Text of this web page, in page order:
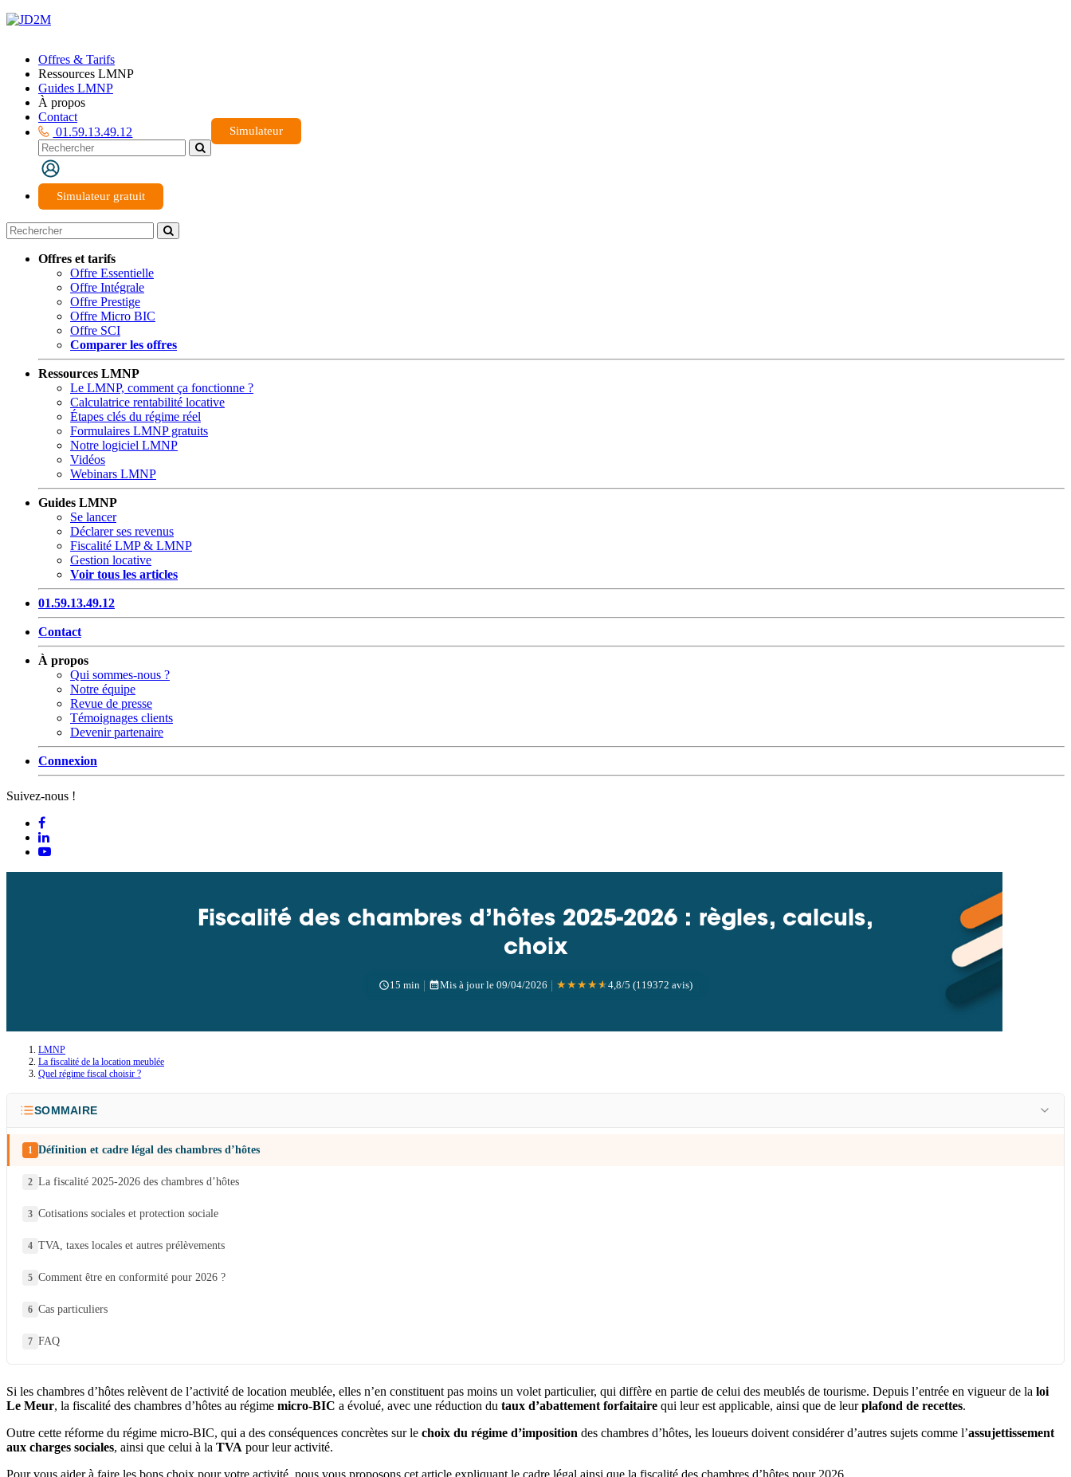
Offres & Tarifs
Ressources LMNP
Guides LMNP
À propos
Contact
01.59.13.49.12
Simulateur gratuit
Simulateur
Offres et tarifs
Offre Essentielle
Offre Intégrale
Offre Prestige
Offre Micro BIC
Offre SCI
Comparer les offres
Ressources LMNP
Le LMNP, comment ça fonctionne ?
Calculatrice rentabilité locative
Étapes clés du régime réel
Formulaires LMNP gratuits
Notre logiciel LMNP
Vidéos
Webinars LMNP
Guides LMNP
Se lancer
Déclarer ses revenus
Fiscalité LMP & LMNP
Gestion locative
Voir tous les articles
01.59.13.49.12
Contact
À propos
Qui sommes-nous ?
Notre équipe
Revue de presse
Témoignages clients
Devenir partenaire
Connexion
Suivez-nous !
Fiscalité des chambres d’hôtes 2025-2026 : règles, calculs,
choix
15 min | Mis à jour le 09/04/2026 | ★★★★★4,8/5 (119372 avis)
LMNP
La fiscalité de la location meublée
Quel régime fiscal choisir ?
SOMMAIRE
Définition et cadre légal des chambres d’hôtes
La fiscalité 2025-2026 des chambres d’hôtes
Cotisations sociales et protection sociale
TVA, taxes locales et autres prélèvements
Comment être en conformité pour 2026 ?
Cas particuliers
FAQ
Si les chambres d’hôtes relèvent de l’activité de location meublée, elles n’en constituent pas moins un volet particulier, qui diffère en partie de celui des meublés de tourisme. Depuis l’entrée en vigueur de la loi
Le Meur, la fiscalité des chambres d’hôtes au régime micro-BIC a évolué, avec une réduction du taux d’abattement forfaitaire qui leur est applicable, ainsi que de leurplafond de recettes.
Outre cette réforme du régime micro-BIC, qui a des conséquences concrètes sur le choix du régime d’imposition des chambres d’hôtes, les loueurs doivent considérer d’autres sujets comme l’assujettissement
aux charges sociales, ainsi que celui à la TVA pour leur activité.
Pour vous aider à faire les bons choix pour votre activité, nous vous proposons cet article expliquant le cadre légal ainsi que la fiscalité des chambres d’hôtes pour 2026.